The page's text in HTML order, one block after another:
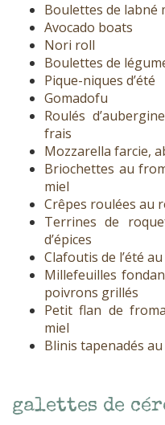
Boulettes de labné
Avocado boats
Nori roll
Boulettes de
Pique-niques d’été
Gomadofu
Roulés
frais
Mozzarella farcie,
Briochettes au
miel
Crêpes roulées au
Terrines de
d’épices
Clafoutis de l’été
Millefeuilles
poivrons grillés
Petit flan de
miel
Blinis tapenadés
galettes de